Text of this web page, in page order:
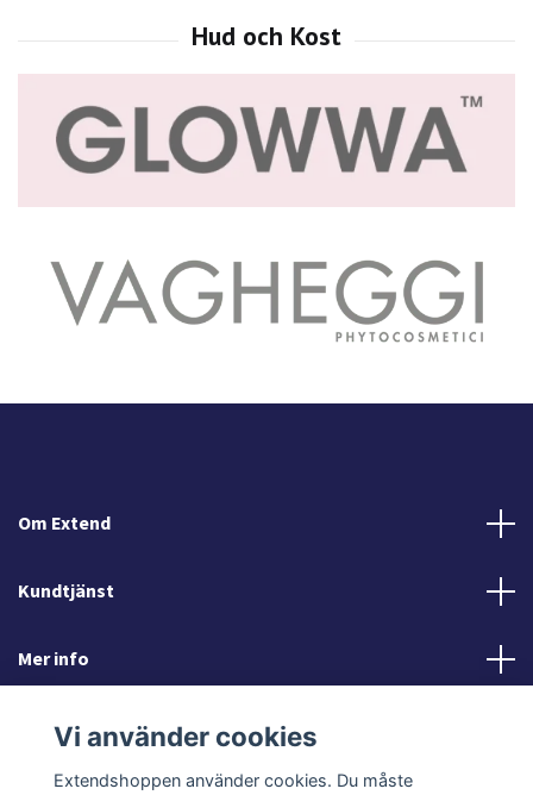
Om Extend
Kundtjänst
Mer info
Sociala medier
Vi använder cookies
Extendshoppen använder cookies. Du måste